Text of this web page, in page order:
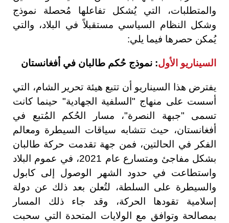
والمتطلبات، التي يُشكل تفاعلها مُحصلة نموذج
وشكل النظام السياسي مستقبلاً في البلاد، والتي
يُمكن حصرها فيما يلي:
السيناريو الأول: نموذج حُكم طالبان في أفغانستان
يفترض هذا السيناريو أن تتبع هيئة تحرير الشام، التي
أسست على منهاج "السلفية الجهادية" حينما كانت
تسمى "جبهة النصرة"، مسار الحُكم المُتبع في
أفغانستان، حيث تتشابه سياقات السيطرة ومعالم
الفكر في الحالتين، فمن جهة تقدمت حركة طالبان
بشكل مفاجئ ومتسارع عام 2021، في عموم البلاد
واستطاعت في حدود الشهر الوصول إلى كابول
والسيطرة على السلطة، لتُعلن بعد ذلك عن دولة
إسلامية تقودها الحركة، وقد جاء ذلك المسار
بمصالحة وتوافق مع الولايات المتحدة التي سحبت